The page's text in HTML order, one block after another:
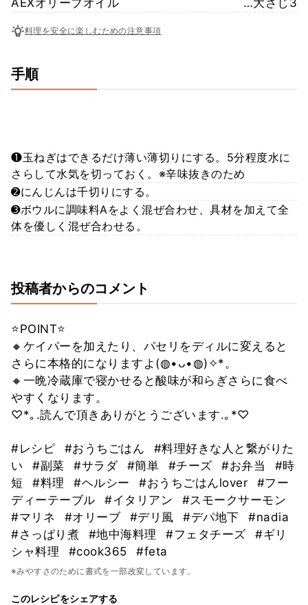
料理を安全に楽しむための注意事項
手順
❶玉ねぎはできるだけ薄い薄切りにする。5分程度水に
さらして水気を切っておく。※辛味抜きのため
➋にんじんは千切りにする。
➌ボウルに調味料Aをよく混ぜ合わせ、具材を加えて全
体を優しく混ぜ合わせる。
投稿者からのコメント
⭐POINT⭐
🔸ケイパーを加えたり、パセリをディルに変えると
さらに本格的になりますよ(◍•ᴗ•◍)✧*。
🔸一晩冷蔵庫で寝かせると酸味が和らぎさらに食べ
やすくなります。
♡*｡.読んで頂きありがとうございます.｡*♡
#レシピ #おうちごはん
#料理好きな人と繋がりた
い
#副菜 #サラダ #簡単 #チーズ #お弁当
#時
短
#料理 #ヘルシー #おうちごはんlover
#フー
ディーテーブル
#イタリアン
#スモークサーモン
#マリネ
#オリーブ #デリ風 #デパ地下
#nadia
#さっぱり煮
#地中海料理 #フェタチーズ
#ギリ
シャ料理
#cook365 #feta
※みやすさのために書式を一部改変しています。
このレシピをシェアする